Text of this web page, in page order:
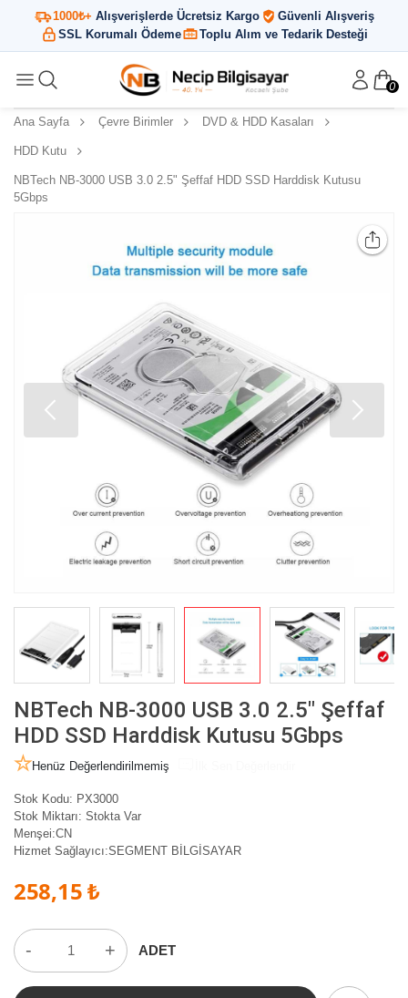
1000₺+ Alışverişlerde Ücretsiz Kargo
Güvenli Alışveriş
SSL Korumalı Ödeme
Toplu Alım ve Tedarik Desteği
0
Ana Sayfa Çevre Birimler DVD & HDD Kasaları
HDD Kutu
NBTech NB-3000 USB 3.0 2.5" Şeffaf HDD SSD Harddisk Kutusu
5Gbps
NBTech NB-3000 USB 3.0 2.5" Şeffaf
HDD SSD Harddisk Kutusu 5Gbps
Henüz Değerlendirilmemiş
Stok Kodu: PX3000
Stok Miktarı: Stokta Var
Menşei:CN
Hizmet Sağlayıcı:SEGMENT BİLGİSAYAR
258,15 ₺
- + ADET